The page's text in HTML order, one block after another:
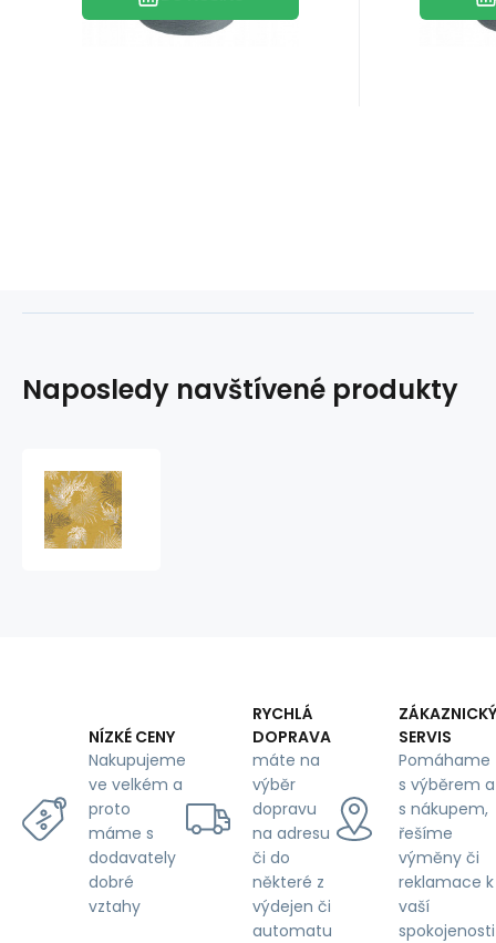
Naposledy navštívené produkty
NÍZKÉ CENY
Nakupujeme
ve velkém a
proto
máme s
dodavately
dobré
vztahy
RYCHLÁ
DOPRAVA
máte na
výběr
dopravu
na adresu
či do
některé z
výdejen či
automatu
ZÁKAZNICKÝ
SERVIS
Pomáhame
s výběrem a
s nákupem,
řešíme
výměny či
reklamace k
vaší
spokojenosti